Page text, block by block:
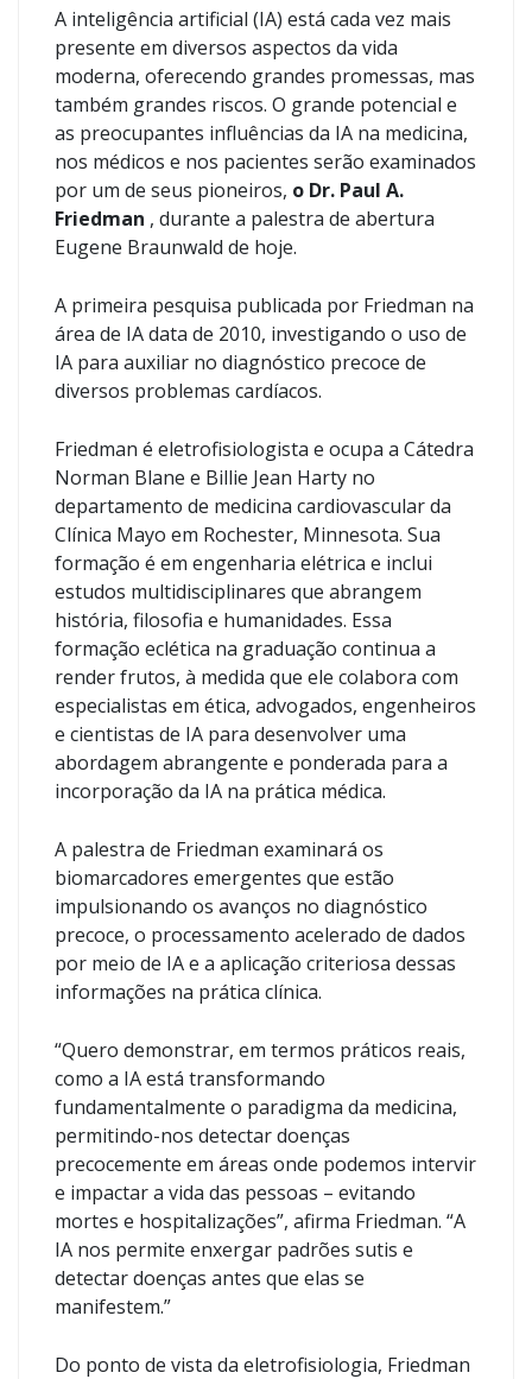
A inteligência artificial (IA) está cada vez mais
presente em diversos aspectos da vida
moderna, oferecendo grandes promessas, mas
também grandes riscos. O grande potencial e
as preocupantes influências da IA ​​na medicina,
nos médicos e nos pacientes serão examinados
por um de seus pioneiros, o Dr. Paul A.
Friedman , durante a palestra de abertura
Eugene Braunwald de hoje.
A primeira pesquisa publicada por Friedman na
área de IA data de 2010, investigando o uso de
IA para auxiliar no diagnóstico precoce de
diversos problemas cardíacos.
Friedman é eletrofisiologista e ocupa a Cátedra
Norman Blane e Billie Jean Harty no
departamento de medicina cardiovascular da
Clínica Mayo em Rochester, Minnesota. Sua
formação é em engenharia elétrica e inclui
estudos multidisciplinares que abrangem
história, filosofia e humanidades. Essa
formação eclética na graduação continua a
render frutos, à medida que ele colabora com
especialistas em ética, advogados, engenheiros
e cientistas de IA para desenvolver uma
abordagem abrangente e ponderada para a
incorporação da IA ​​na prática médica.
A palestra de Friedman examinará os
biomarcadores emergentes que estão
impulsionando os avanços no diagnóstico
precoce, o processamento acelerado de dados
por meio de IA e a aplicação criteriosa dessas
informações na prática clínica.
“Quero demonstrar, em termos práticos reais,
como a IA está transformando
fundamentalmente o paradigma da medicina,
permitindo-nos detectar doenças
precocemente em áreas onde podemos intervir
e impactar a vida das pessoas – evitando
mortes e hospitalizações”, afirma Friedman. “A
IA nos permite enxergar padrões sutis e
detectar doenças antes que elas se
manifestem.”
Do ponto de vista da eletrofisiologia, Friedman